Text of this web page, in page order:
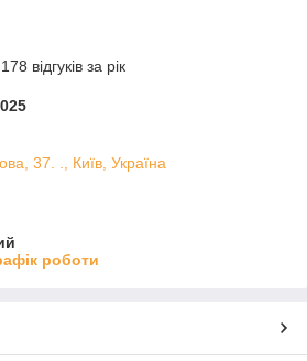
відгуків за рік
37. ., Київ, Україна
роботи